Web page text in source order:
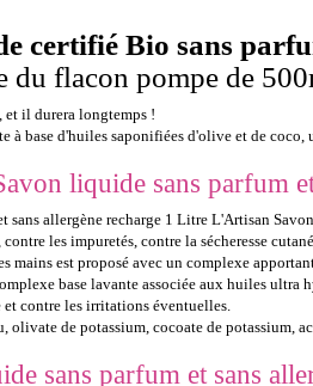
certifié Bio sans
du flacon pompe de
et il durera longtemps !
à base d'huiles saponifiées d'olive et de coco,
liquide sans parfum
sans allergène recharge 1 Litre L'Artisan
les impuretés, contre la sécheresse
mains est proposé avec un complexe
base lavante associée aux huiles
et contre les irritations éventuelles.
olivate de potassium, cocoate de potassium,
sans parfum et sans